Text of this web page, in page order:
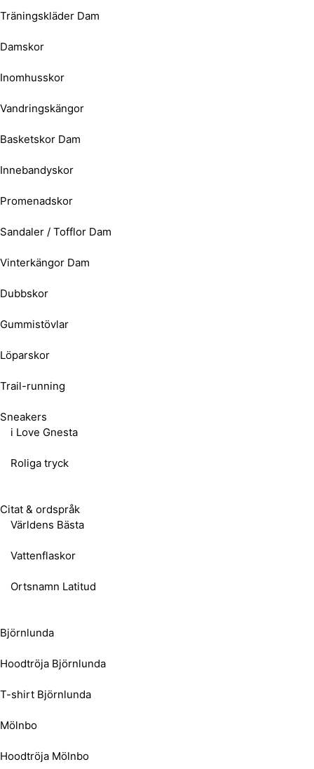
Träningskläder Dam
Damskor
Inomhusskor
Vandringskängor
Basketskor Dam
Innebandyskor
Promenadskor
Sandaler / Tofflor Dam
Vinterkängor Dam
Dubbskor
Gummistövlar
Löparskor
Trail-running
Sneakers
i Love Gnesta
Roliga tryck
Citat & ordspråk
Världens Bästa
Vattenflaskor
Ortsnamn Latitud
Björnlunda
Hoodtröja Björnlunda
T-shirt Björnlunda
Mölnbo
Hoodtröja Mölnbo